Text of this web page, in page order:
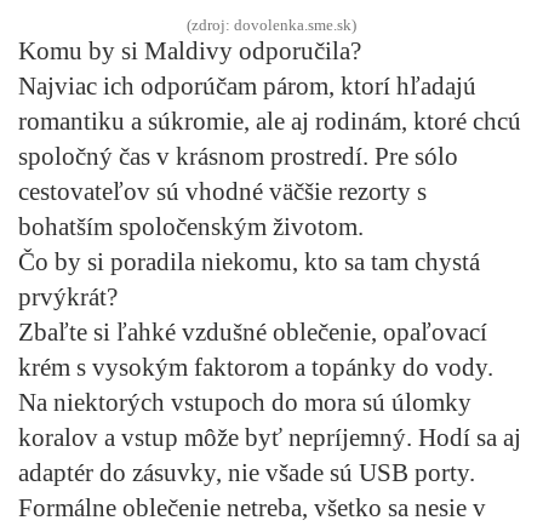
(zdroj: dovolenka.sme.sk)
Komu by si Maldivy odporučila?
Najviac ich odporúčam párom, ktorí hľadajú
romantiku a súkromie, ale aj rodinám, ktoré chcú
spoločný čas v krásnom prostredí. Pre sólo
cestovateľov sú vhodné väčšie rezorty s
bohatším spoločenským životom.
Čo by si poradila niekomu, kto sa tam chystá
prvýkrát?
Zbaľte si ľahké vzdušné oblečenie, opaľovací
krém s vysokým faktorom a topánky do vody.
Na niektorých vstupoch do mora sú úlomky
koralov a vstup môže byť nepríjemný. Hodí sa aj
adaptér do zásuvky, nie všade sú USB porty.
Formálne oblečenie netreba, všetko sa nesie v